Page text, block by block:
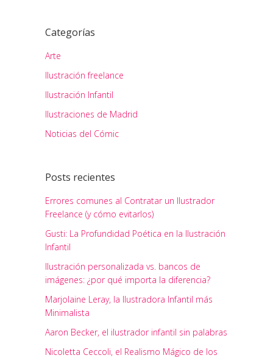
Categorías
Arte
Ilustración freelance
Ilustración Infantil
Ilustraciones de Madrid
Noticias del Cómic
Posts recientes
Errores comunes al Contratar un Ilustrador
Freelance (y cómo evitarlos)
Gusti: La Profundidad Poética en la Ilustración
Infantil
Ilustración personalizada vs. bancos de
imágenes: ¿por qué importa la diferencia?
Marjolaine Leray, la Ilustradora Infantil más
Minimalista
Aaron Becker, el ilustrador infantil sin palabras
Nicoletta Ceccoli, el Realismo Mágico de los